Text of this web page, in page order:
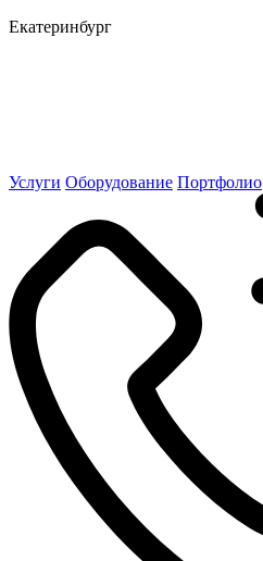
Екатеринбург
Услуги Оборудование Портфолио